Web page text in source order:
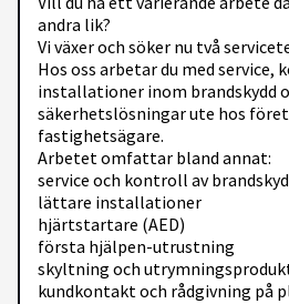
andra lik?
Vi växer och söker nu två
Hos oss arbetar du med
installationer inom brandskydd
säkerhetslösningar ute hos
fastighetsägare.
Arbetet omfattar bland annat:
service och kontroll av
lättare installationer
hjärtstartare (AED)
första hjälpen-utrustning
skyltning och
kundkontakt och rådgivning på